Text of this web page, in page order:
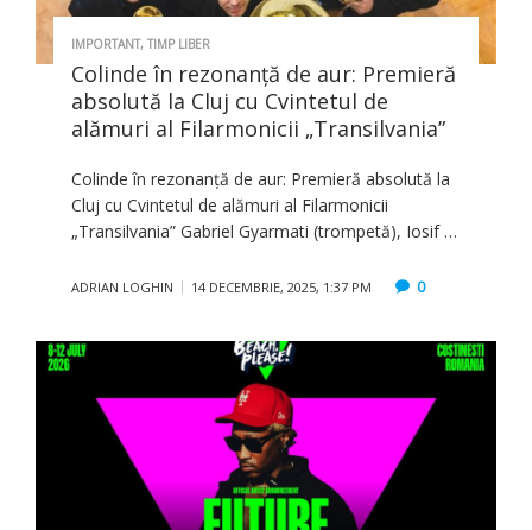
IMPORTANT, TIMP LIBER
Colinde în rezonanță de aur: Premieră
absolută la Cluj cu Cvintetul de
alămuri al Filarmonicii „Transilvania”
Colinde în rezonanță de aur: Premieră absolută la
Cluj cu Cvintetul de alămuri al Filarmonicii
„Transilvania” Gabriel Gyarmati (trompetă), Iosif …
ADRIAN LOGHIN 14 DECEMBRIE, 2025, 1:37 PM 0